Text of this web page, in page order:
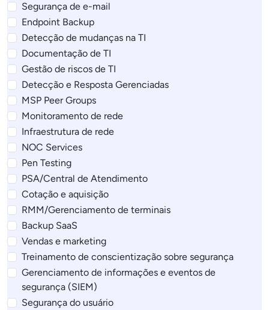
Segurança de e-mail
Endpoint Backup
Detecção de mudanças na TI
Documentação de TI
Gestão de riscos de TI
Detecção e Resposta Gerenciadas
MSP Peer Groups
Monitoramento de rede
Infraestrutura de rede
NOC Services
Pen Testing
PSA/Central de Atendimento
Cotação e aquisição
RMM/Gerenciamento de terminais
Backup SaaS
Vendas e marketing
Treinamento de conscientização sobre segurança
Gerenciamento de informações e eventos de
segurança (SIEM)
Segurança do usuário